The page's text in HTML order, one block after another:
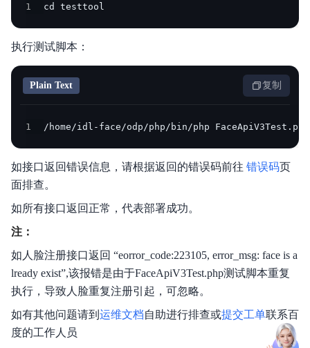
1 cd testtool
执行测试脚本：
Plain Text 复制
1 /home/idl-face/odp/php/bin/php
如接口返回错误信息，请根据返回的错误码前往 错误码页
面排查。
如所有接口返回正常，代表部署成功。
注：
如人脸注册接口返回 “eorror_code:223105, error_msg: face is a
lready exist”,该报错是由于FaceApiV3Test.php测试脚本重复
执行，导致人脸重复注册引起，可忽略。
如有其他问题请到 运维文档自助进行排查或提交工单联系百
度的工作人员